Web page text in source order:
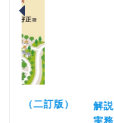
解説とQ&amp;Aで